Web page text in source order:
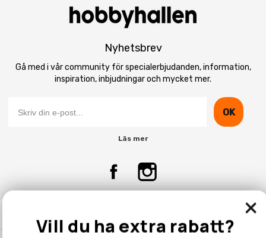
Nyhetsbrev
Gå med i vår community för specialerbjudanden, information,
inspiration, inbjudningar och mycket mer.
OK
Läs mer
Vill du ha extra rabatt?